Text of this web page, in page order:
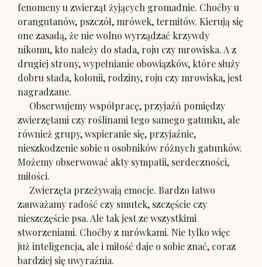
fenomeny u zwierząt żyjących gromadnie. Choćby u
orangutanów, pszczół, mrówek, termitów. Kierują się
one zasadą, że nie wolno wyrządzać krzywdy
nikomu, kto należy do stada, roju czy mrowiska. A z
drugiej strony, wypełnianie obowiązków, które służy
dobru stada, kolonii, rodziny, roju czy mrowiska, jest
nagradzane.
Obserwujemy współpracę, przyjaźń pomiędzy
zwierzętami czy roślinami tego samego gatunku, ale
również grupy, wspieranie się, przyjaźnie,
nieszkodzenie sobie u osobników różnych gatunków.
Możemy obserwować akty sympatii, serdeczności,
miłości.
Zwierzęta przeżywają emocje. Bardzo łatwo
zauważamy radość czy smutek, szczęście czy
nieszczęście psa. Ale tak jest ze wszystkimi
stworzeniami. Choćby z mrówkami. Nie tylko więc
już inteligencja, ale i miłość daje o sobie znać, coraz
bardziej się uwyraźnia.